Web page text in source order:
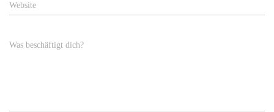
Website
Was beschäftigt dich?